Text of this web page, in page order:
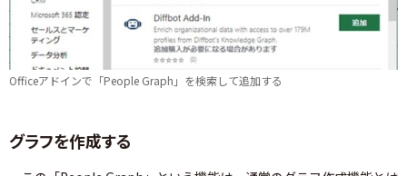
Officeアドインで「People Graph」を検索して追加する
グラフを作成する